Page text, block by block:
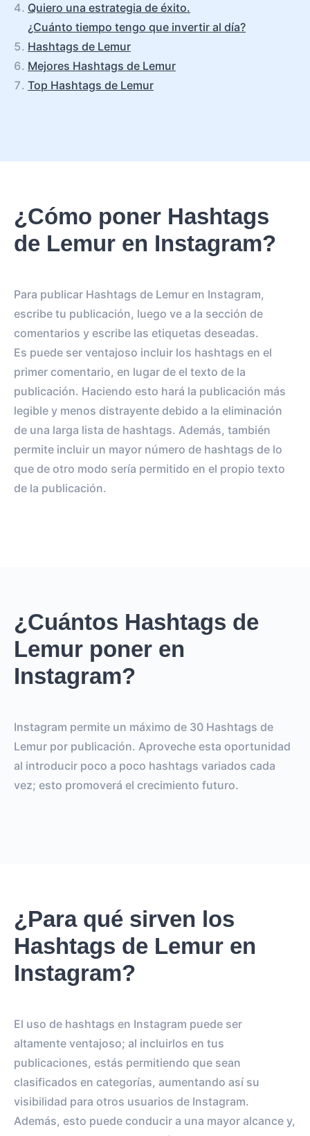
Quiero una estrategia de éxito.
¿Cuánto tiempo tengo que invertir al día?
Hashtags de Lemur
Mejores Hashtags de Lemur
Top Hashtags de Lemur
¿Cómo poner Hashtags
de Lemur en Instagram?
Para publicar Hashtags de Lemur en Instagram,
escribe tu publicación, luego ve a la sección de
comentarios y escribe las etiquetas deseadas.
Es puede ser ventajoso incluir los hashtags en el
primer comentario, en lugar de el texto de la
publicación. Haciendo esto hará la publicación más
legible y menos distrayente debido a la eliminación
de una larga lista de hashtags. Además, también
permite incluir un mayor número de hashtags de lo
que de otro modo sería permitido en el propio texto
de la publicación.
¿Cuántos Hashtags de
Lemur poner en
Instagram?
Instagram permite un máximo de 30 Hashtags de
Lemur por publicación. Aproveche esta oportunidad
al introducir poco a poco hashtags variados cada
vez; esto promoverá el crecimiento futuro.
¿Para qué sirven los
Hashtags de Lemur en
Instagram?
El uso de hashtags en Instagram puede ser
altamente ventajoso; al incluirlos en tus
publicaciones, estás permitiendo que sean
clasificados en categorías, aumentando así su
visibilidad para otros usuarios de Instagram.
Además, esto puede conducir a una mayor alcance y,